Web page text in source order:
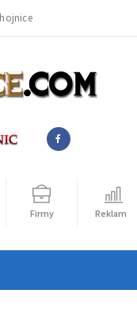
Firmy Reklama